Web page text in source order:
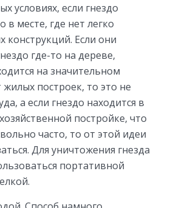
условиях, если гнездо
в месте, где нет легко
конструкций. Если они
где-то на дереве,
на значительном
жилых построек, то это не
а если гнездо находится в
постройке, что
часто, то от этой идеи
Для уничтожения гнезда
портативной